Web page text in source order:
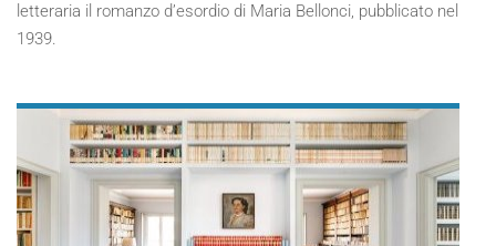
letteraria il romanzo d’esordio di Maria Bellonci, pubblicato nel
1939.